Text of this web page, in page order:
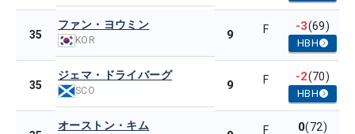
35
ファン・ヨウミン
KOR 9 F -3(69)
HBH
35
ジェマ・ドライバーグ
SCO 9 F -2(70)
HBH
オーストン・キム F 0(72)